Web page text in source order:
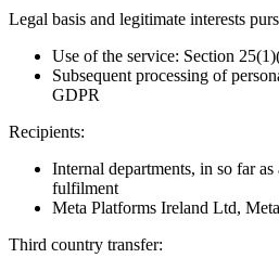
Legal basis and legitimate interests
Use of the service: Section
Subsequent processing of
GDPR
Recipients:
Internal departments, in so far as
fulfilment
Meta Platforms Ireland Ltd,
Third country transfer: